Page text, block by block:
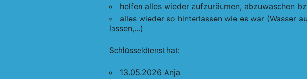
helfen alles wieder aufzuräumen, abzuwaschen
alles wieder so hinterlassen wie es war (Wasser
lassen,…)
Schlüsseldienst hat:
13.05.2026 Anja